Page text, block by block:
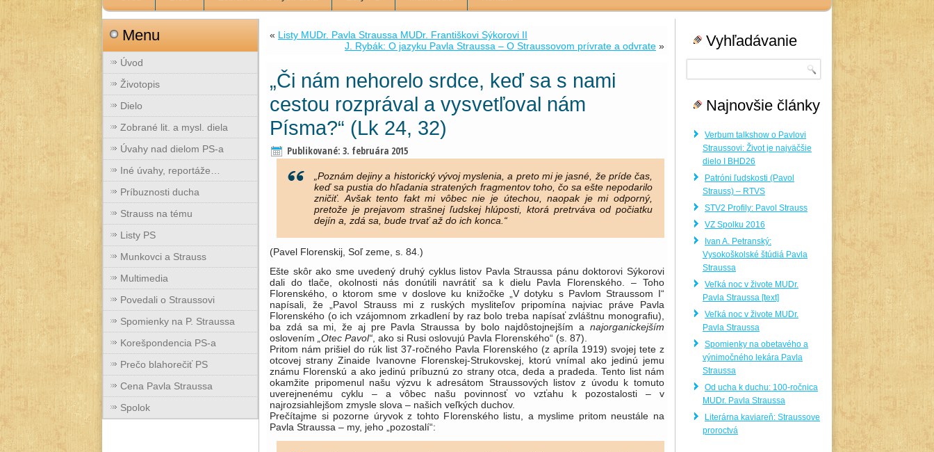
Menu
Úvod
Životopis
Dielo
Zobrané lit. a mysl. diela
Úvahy nad dielom PS-a
Iné úvahy, reportáže…
Príbuznosti ducha
Strauss na tému
Listy PS
Munkovci a Strauss
Multimedia
Povedali o Straussovi
Spomienky na P. Straussa
Korešpondencia PS-a
Prečo blahorečiť PS
Cena Pavla Straussa
Spolok
« Listy MUDr. Pavla Straussa MUDr. Františkovi Sýkorovi II
J. Rybák: O jazyku Pavla Straussa – O Straussovom prívrate a odvrate »
„Či nám nehorelo srdce, keď sa s nami
cestou rozprával a vysvetľoval nám
Písma?“ (Lk 24, 32)
Publikované: 3. februára 2015
„Poznám dejiny a historický vývoj myslenia, a preto mi je jasné, že príde čas,
keď sa pustia do hľadania stratených fragmentov toho, čo sa ešte nepodarilo
zničiť. Avšak tento fakt mi vôbec nie je útechou, naopak je mi odporný,
pretože je prejavom strašnej ľudskej hlúposti, ktorá pretrváva od počiatku
dejín a, zdá sa, bude trvať až do ich konca.“
(Pavel Florenskij, Soľ zeme, s. 84.)
Ešte skôr ako sme uvedený druhý cyklus listov Pavla Straussa pánu doktorovi Sýkorovi
dali do tlače, okolnosti nás donútili navrátiť sa k dielu Pavla Florenského. – Toho
Florenského, o ktorom sme v doslove ku knižočke „V dotyku s Pavlom Straussom I“
napísali, že „Pavol Strauss mi z ruských mysliteľov pripomína najviac práve Pavla
Florenského (o ich vzájomnom zrkadlení by raz bolo treba napísať zvláštnu monograﬁu),
ba zdá sa mi, že aj pre Pavla Straussa by bolo najdôstojnejším a najorganickejším
oslovením
„Otec Pavol“ , ako si Rusi oslovujú Pavla Florenského“ (s. 87).
Pritom nám prišiel do rúk list 37-ročného Pavla Florenského (z apríla 1919) svojej tete z
otcovej strany Zinaide Ivanovne Florenskej-Strukovskej, ktorú vnímal ako jedinú jemu
známu Florenskú a ako jedinú príbuznú zo strany otca, deda a pradeda. Tento list nám
okamžite pripomenul našu výzvu k adresátom Straussových listov z úvodu k tomuto
uverejnenému cyklu – a vôbec našu povinnosť vo vzťahu k pozostalosti – v
najrozsiahlejšom zmysle slova – našich veľkých duchov.
Prečítajme si pozorne úryvok z tohto Florenského listu, a myslime pritom neustále na
Pavla Straussa – my, jeho „pozostalí“:
Vyhľadávanie
Najnovšie články
Verbum talkshow o Pavlovi
Straussovi: Život je najväčšie
dielo I BHD26
Patróni ľudskosti (Pavol
Strauss) – RTVS
STV2 Profily: Pavol Strauss
VZ Spolku 2016
Ivan A. Petranský:
Vysokoškolské štúdiá Pavla
Straussa
Veľká noc v živote MUDr.
Pavla Straussa [text]
Veľká noc v živote MUDr.
Pavla Straussa
Spomienky na obetavého a
výnimočného lekára Pavla
Straussa
Od ucha k duchu: 100-ročnica
MUDr. Pavla Straussa
Literárna kaviareň: Straussove
proroctvá